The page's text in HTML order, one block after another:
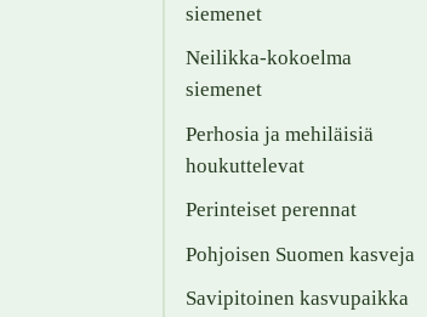
siemenet
Neilikka-kokoelma
siemenet
Perhosia ja mehiläisiä
houkuttelevat
Perinteiset perennat
Pohjoisen Suomen kasveja
Savipitoinen kasvupaikka